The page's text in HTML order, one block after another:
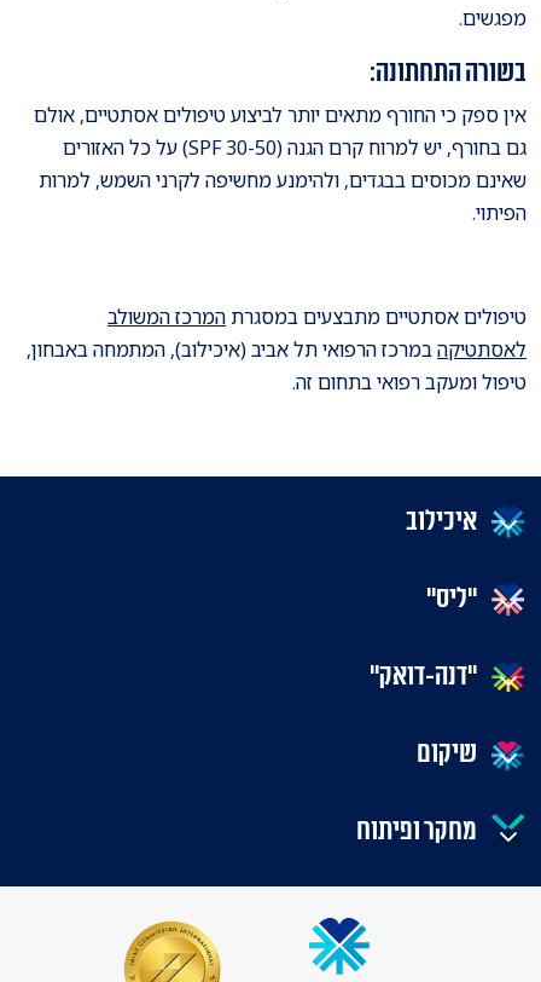
מפגשים.
בשורה התחתונה:
אין ספק כי החורף מתאים יותר לביצוע טיפולים אסתטיים, אולם
גם בחורף, יש למרוח קרם הגנה (SPF 30-50) על כל האזורים
שאינם מכוסים בבגדים, ולהימנע מחשיפה לקרני השמש, למרות
הפיתוי.
טיפולים אסתטיים מתבצעים במסגרתהמרכז המשולב
לאסתטיקהבמרכז הרפואי תל אביב (איכילוב), המתמחה באבחון,
טיפול ומעקב רפואי בתחום זה.
איכילוב
"ליס"
"דנה-דואק"
שיקום
מחקר ופיתוח